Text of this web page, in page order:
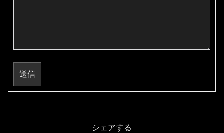
送信
シェアする